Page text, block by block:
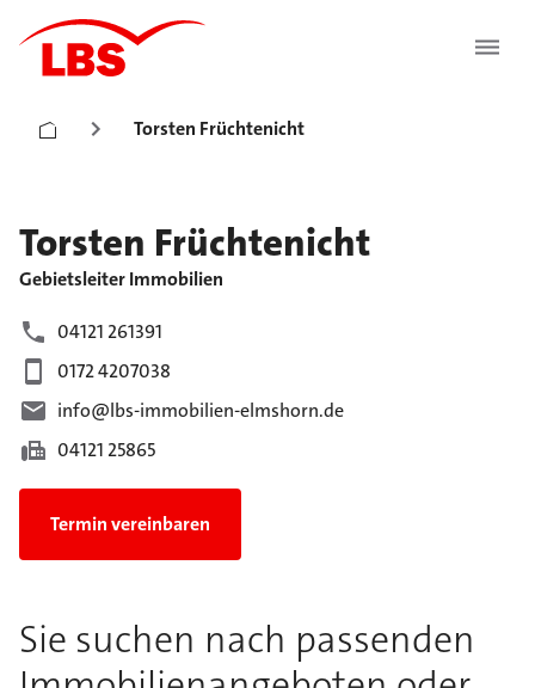
Torsten Früchtenicht
Torsten Früchtenicht
Gebietsleiter Immobilien
04121 261391
0172 4207038
info@lbs-immobilien-elmshorn.de
04121 25865
Termin vereinbaren
Sie suchen nach passenden